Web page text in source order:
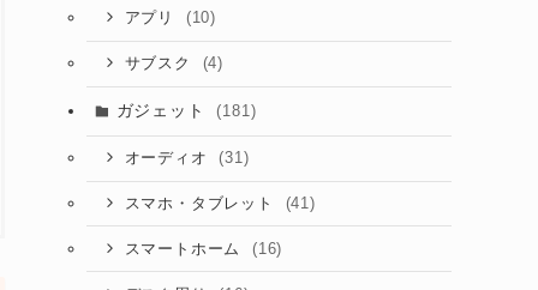
アプリ (10)
サブスク (4)
ガジェット (181)
オーディオ (31)
スマホ・タブレット (41)
スマートホーム (16)